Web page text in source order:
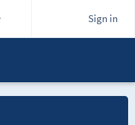
Sign in